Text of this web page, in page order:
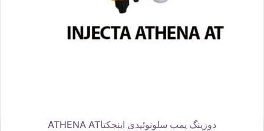
دوزینگ پمپ سلونوئیدی اینجکتاATHENA AT